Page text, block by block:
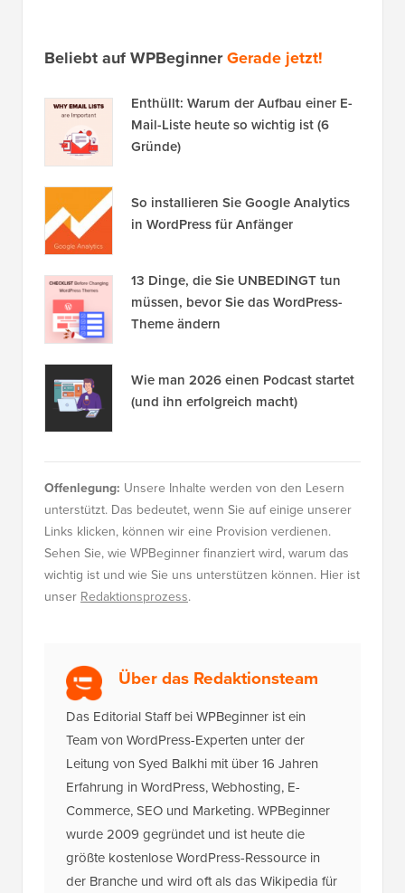
Beliebt auf WPBeginnerGerade jetzt!
Enthüllt: Warum der Aufbau einer E-
Mail-Liste heute so wichtig ist (6
Gründe)
So installieren Sie Google Analytics
in WordPress für Anfänger
13 Dinge, die Sie UNBEDINGT tun
müssen, bevor Sie das WordPress-
Theme ändern
Wie man 2026 einen Podcast startet
(und ihn erfolgreich macht)
Offenlegung: Unsere Inhalte werden von den Lesern
unterstützt. Das bedeutet, wenn Sie auf einige unserer
Links klicken, können wir eine Provision verdienen.
Sehen Sie, wie WPBeginner finanziert wird, warum das
wichtig ist und wie Sie uns unterstützen können. Hier ist
unser Redaktionsprozess.
Über das Redaktionsteam
Das Editorial Staff bei WPBeginner ist ein
Team von WordPress-Experten unter der
Leitung von Syed Balkhi mit über 16 Jahren
Erfahrung in WordPress, Webhosting, E-
Commerce, SEO und Marketing. WPBeginner
wurde 2009 gegründet und ist heute die
größte kostenlose WordPress-Ressource in
der Branche und wird oft als das Wikipedia für